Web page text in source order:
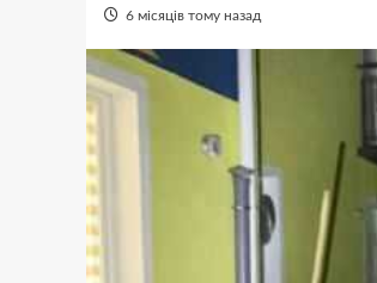
6 місяців тому назад